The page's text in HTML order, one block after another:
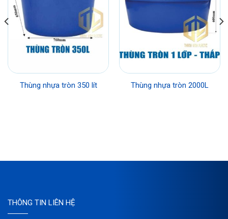
Thùng nhựa tròn 350 lít Thùng nhựa tròn 2000L
THÔNG TIN LIÊN HỆ